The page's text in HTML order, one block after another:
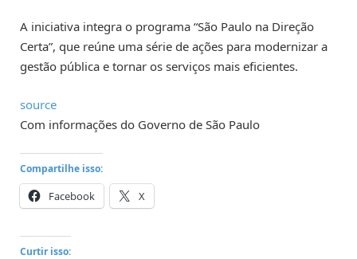
A iniciativa integra o programa “São Paulo na Direção
Certa”, que reúne uma série de ações para modernizar a
gestão pública e tornar os serviços mais eficientes.
source
Com informações do Governo de São Paulo
Compartilhe isso:
Facebook X
Curtir isso: